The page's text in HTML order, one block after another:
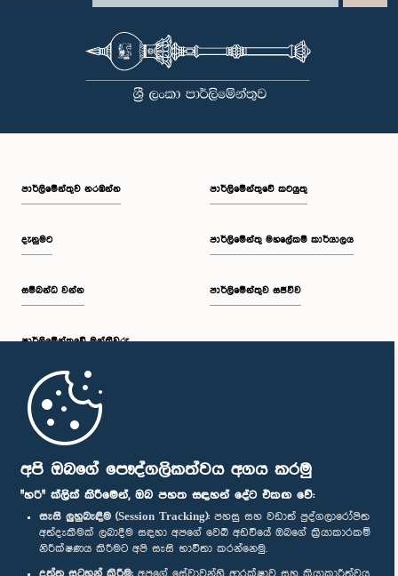
අපි ඔබගේ පෞද්ගලිකත්වය අගය කරමු
"හරි" ක්ලික් කිරීමෙන්, ඔබ පහත සඳහන් දේට එකඟ වේ:
සැසි ලුහුබැඳීම (Session Tracking): පහසු සහ වඩාත් පුද්ගලාරෝපිත
අත්දැකීමක් ලබාදීම සඳහා අපගේ වෙබ් අඩවියේ ඔබගේ ක්‍රියාකාරකම්
නිරීක්ෂණය කිරීමට අපි සැසි භාවිතා කරන්නෙමු.
පාර්ලි‌මේන්තුව නරඹන්න
දැනුමට
සම්බන්ධ වන්න
පාර්ලි‌මේන්තුවේ මන්ත්‍රීවරු
මුල් පිටුව
පාර්ලිමේන්තුවේ කටයුතු
පාර්ලිමේන්තු මහලේකම් කාර්යාලය
පාර්ලිමේන්තුව සජීවීව
පාර්ලිමේන්තු ජංගම යෙදුම
අප හා සම්බන්ධ වී සිටින්න :